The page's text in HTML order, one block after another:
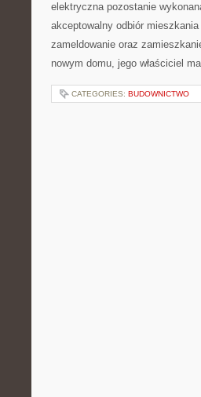
elektryczna pozostanie
akceptowalny odbiór
zameldowanie oraz
nowym domu, jego właściciel
CATEGORIES: BUDOWNICTWO